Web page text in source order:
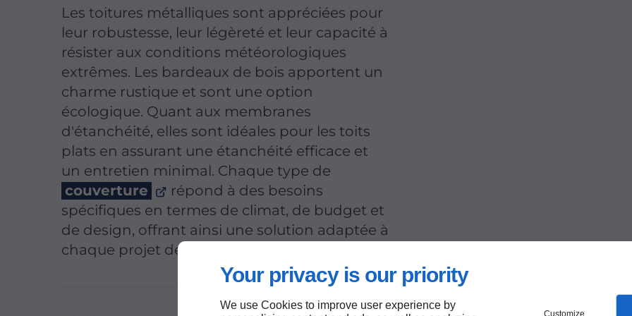
Your privacy is our priority
We use Cookies to improve user experience by
Customize
Les toitures métalliques sont appréciées pour
leur robustesse, leur légèreté et leur capacité à
résister aux conditions météorologiques
extrêmes. Les bardeaux de bois apportent un
charme rustique et sont une option
écologique. Quant aux membranes
d'étanchéité, elles sont idéales pour les toits
plats en assurant une étanchéité efficace et
un entretien minimal. Chaque type de
couverture
répond à des besoins
spécifiques en termes de climat, de budget et
de design, offrant ainsi une solution adaptée à
chaque projet de construction à Saint-Mandé.